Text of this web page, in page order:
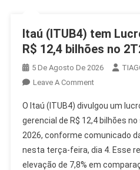
Itaú (ITUB4) tem
R$ 12,4 bilhões no
5 De Agosto De 2026
Leave A CommentOn
(ITUB4)
Tem
Lucro
Recorrente
De
O Itaú (ITUB4) divulgou um
gerencial de R$ 12,4 bilhões
2026, conforme comunicado
nesta terça-feira, dia 4. Esse
elevação de 7,8% em